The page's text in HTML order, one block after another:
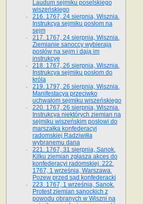
Laudum sejmiku poselskiego
wiszeńskiego
216. 1767, 24 sierpnia, Wisznia.
Instrukcya sejmiku posłom na
sejm
217. 1767, 24 sierpnia, Wisznia.
Ziemianie sanoccy wybierają
posłów na sejm i dają im
instrukcyę
218. 1767, 26 sierpnia, Wisznia.
Instrukcya sejmiku posłom do
króla
219. 1797, 26 sierpnia, Wisznia.
Manifestacya przeciwko
uchwałom sejmiku wiszeńskiego
220. 1767, 26 sierpnia, Wisznia.
Instrukcya niektórych ziemian na
sejmiku wiszeńskim posłowi do
marszałka konfe­deracyi
radomskiej Radziwiłła
wybranemu dana
221. 1767, 31 sierpnia, Sanok.
Kilku ziemian zgłasza akces do
konfederacyi radomskiej. 222.
1767, 1 września, Warszawa.
Pozew przed sąd konfederacki
223. 1767, 1 września, Sanok.
Protest ziemian sanockich z
powodu obranych w Wiszni na